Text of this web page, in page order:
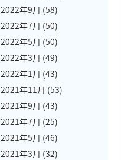
2022年9月 (58)
2022年7月 (50)
2022年5月 (50)
2022年3月 (49)
2022年1月 (43)
2021年11月 (53)
2021年9月 (43)
2021年7月 (25)
2021年5月 (46)
2021年3月 (32)